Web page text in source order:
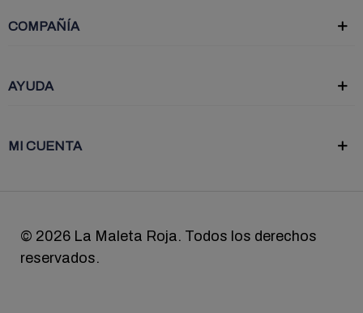
COMPAÑÍA
AYUDA
MI CUENTA
© 2026 La Maleta Roja. Todos los derechos
reservados.